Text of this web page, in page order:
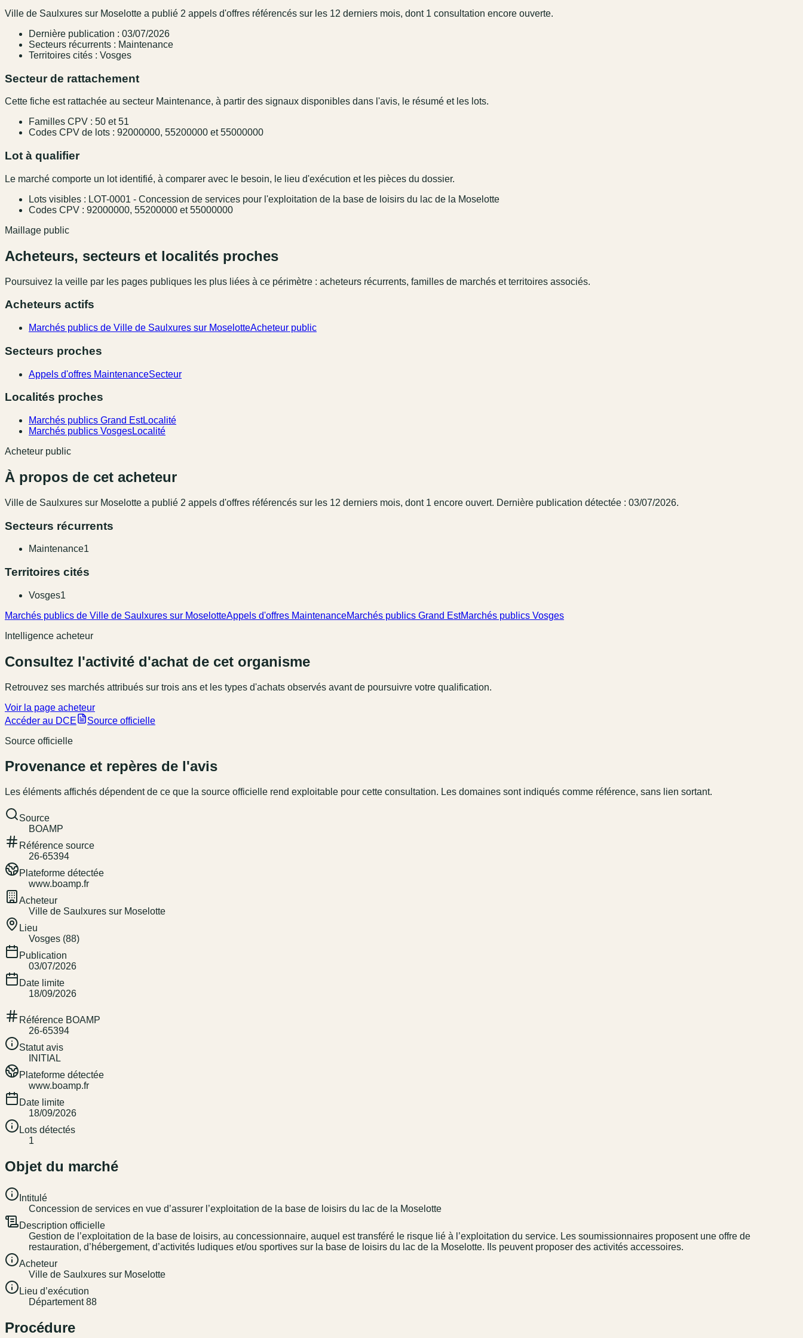
Ville de Saulxures sur Moselotte a publié 2 appels d'offres référencés sur les 12 derniers mois, dont 1 consultation encore ouverte.
Dernière publication : 03/07/2026
Secteurs récurrents : Maintenance
Territoires cités : Vosges
Secteur de rattachement
Cette fiche est rattachée au secteur Maintenance, à partir des signaux disponibles dans l'avis, le résumé et les lots.
Familles CPV : 50 et 51
Codes CPV de lots : 92000000, 55200000 et 55000000
Lot à qualifier
Le marché comporte un lot identifié, à comparer avec le besoin, le lieu d'exécution et les pièces du dossier.
Lots visibles : LOT-0001 - Concession de services pour l'exploitation de la base de loisirs du lac de la Moselotte
Codes CPV : 92000000, 55200000 et 55000000
Maillage public
Acheteurs, secteurs et localités proches
Poursuivez la veille par les pages publiques les plus liées à ce périmètre : acheteurs récurrents, familles de marchés et territoires associés.
Acheteurs actifs
Marchés publics de Ville de Saulxures sur MoselotteAcheteur public
Secteurs proches
Appels d'offres MaintenanceSecteur
Localités proches
Marchés publics Grand EstLocalité
Marchés publics VosgesLocalité
Acheteur public
À propos de cet acheteur
Ville de Saulxures sur Moselotte a publié 2 appel s d'offres référencés sur les 12 derniers mois, dont 1 encore ouvert. Dernière publication détectée : 03/07/2026.
Secteurs récurrents
Maintenance1
Territoires cités
Vosges1
Marchés publics de Ville de Saulxures sur MoselotteAppels d'offres MaintenanceMarchés publics Grand EstMarchés publics Vosges
Intelligence acheteur
Consultez l'activité d'achat de cet organisme
Retrouvez ses marchés attribués sur trois ans et les types d'achats observés avant de poursuivre votre qualification.
Voir la page acheteur
Accéder au DCE
Source officielle
Source officielle
Provenance et repères de l'avis
Les éléments affichés dépendent de ce que la source officielle rend exploitable pour cette consultation. Les domaines sont indiqués comme référence, sans lien sortant.
Source
BOAMP
Référence source
26-65394
Plateforme détectée
www.boamp.fr
Acheteur
Ville de Saulxures sur Moselotte
Lieu
Vosges (88)
Publication
03/07/2026
Date limite
18/09/2026
Référence BOAMP
26-65394
Statut avis
INITIAL
Plateforme détectée
www.boamp.fr
Date limite
18/09/2026
Lots détectés
1
Objet du marché
Intitulé
Concession de services en vue d’assurer l’exploitation de la base de loisirs du lac de la Moselotte
Description officielle
Gestion de l’exploitation de la base de loisirs, au concessionnaire, auquel est transféré le risque lié à l’exploitation du service. Les soumissionnaires proposent une offre de
restauration, d’hébergement, d’activités ludiques et/ou sportives sur la base de loisirs du lac de la Moselotte. Ils peuvent proposer des activités accessoires.
Acheteur
Ville de Saulxures sur Moselotte
Lieu d’exécution
Département 88
Procédure